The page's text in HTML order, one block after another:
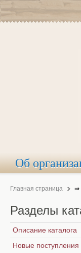
Об
Главная страница ⇒
Разделы
Описание каталога
Новые поступления